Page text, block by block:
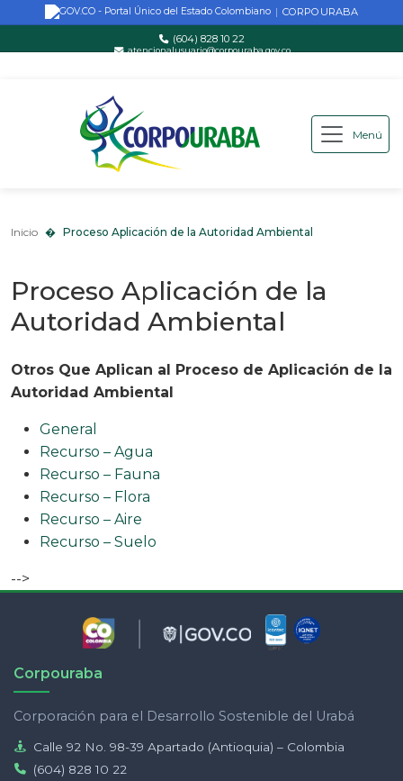
Saltar al contenido principal
| CORPOURABA
(604) 828 10 22
atencionalusuario@corpouraba.gov.co
Menú
Proceso Aplicación de la Autoridad Ambiental
Inicio Proceso Aplicación de la Autoridad Ambiental
Proceso Aplicación de la
Autoridad Ambiental
Otros Que Aplican al Proceso de Aplicación de la
Autoridad Ambiental
General
Recurso – Agua
Recurso – Fauna
Recurso – Flora
Recurso – Aire
Recurso – Suelo
-->
Corpouraba
Corporación para el Desarrollo Sostenible del Urabá
Calle 92 No. 98-39 Apartado (Antioquia) – Colombia
(604) 828 10 22